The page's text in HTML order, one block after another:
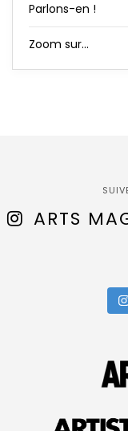
Parlons-en !
Zoom sur…
ARTS